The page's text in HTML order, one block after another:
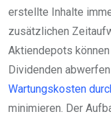
erstellte Inhalte
zusätzlichen
Aktiendepots
Dividenden
Wartungskosten
minimieren. Der